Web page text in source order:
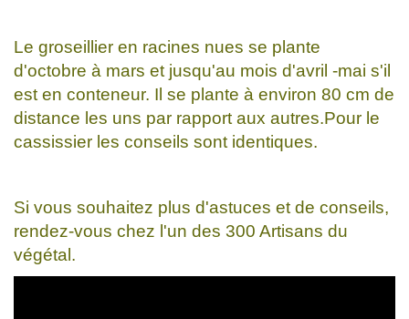
Le groseillier en racines nues se plante
d'octobre à mars et jusqu'au mois d'avril -mai s'il
est en conteneur. Il se plante à environ 80 cm de
distance les uns par rapport aux autres.Pour le
cassissier les conseils sont identiques.
Si vous souhaitez plus d'astuces et de conseils,
rendez-vous chez l'un des 300 Artisans du
végétal.